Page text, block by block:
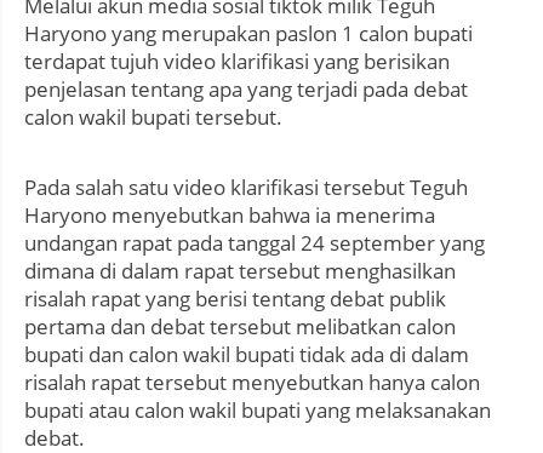
Haryono yang merupakan paslon 1 calon bupati
terdapat tujuh video klarifikasi yang berisikan
penjelasan tentang apa yang terjadi pada debat
calon wakil bupati tersebut.
Pada salah satu video klarifikasi tersebut Teguh
Haryono menyebutkan bahwa ia menerima
undangan rapat pada tanggal 24 september yang
dimana di dalam rapat tersebut menghasilkan
risalah rapat yang berisi tentang debat publik
pertama dan debat tersebut melibatkan calon
bupati dan calon wakil bupati tidak ada di dalam
risalah rapat tersebut menyebutkan hanya calon
bupati atau calon wakil bupati yang melaksanakan
debat.